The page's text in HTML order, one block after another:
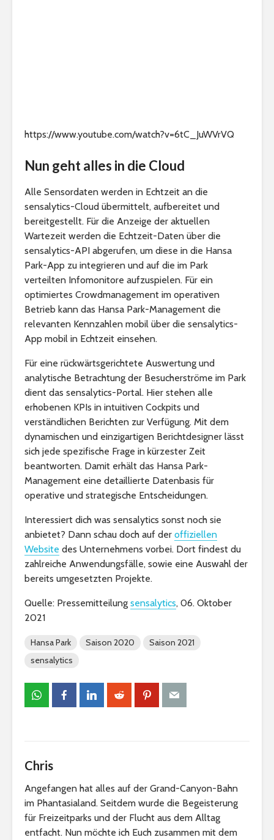
https://www.youtube.com/watch?v=6tC_JuWVrVQ
Nun geht alles in die Cloud
Alle Sensordaten werden in Echtzeit an die
sensalytics-Cloud übermittelt, aufbereitet und
bereitgestellt. Für die Anzeige der aktuellen
Wartezeit werden die Echtzeit-Daten über die
sensalytics-API abgerufen, um diese in die Hansa
Park-App zu integrieren und auf die im Park
verteilten Infomonitore aufzuspielen. Für ein
optimiertes Crowdmanagement im operativen
Betrieb kann das Hansa Park-Management die
relevanten Kennzahlen mobil über die sensalytics-
App mobil in Echtzeit einsehen.
Für eine rückwärtsgerichtete Auswertung und
analytische Betrachtung der Besucherströme im Park
dient das sensalytics-Portal. Hier stehen alle
erhobenen KPIs in intuitiven Cockpits und
verständlichen Berichten zur Verfügung. Mit dem
dynamischen und einzigartigen Berichtdesigner lässt
sich jede spezifische Frage in kürzester Zeit
beantworten. Damit erhält das Hansa Park-
Management eine detaillierte Datenbasis für
operative und strategische Entscheidungen.
Interessiert dich was sensalytics sonst noch sie
anbietet? Dann schau doch auf der offiziellen
Website des Unternehmens vorbei. Dort findest du
zahlreiche Anwendungsfälle, sowie eine Auswahl der
bereits umgesetzten Projekte.
Quelle: Pressemitteilung sensalytics, 06. Oktober
2021
Hansa Park Saison 2020
Saison 2021
sensalytics
Chris
Angefangen hat alles auf der Grand-Canyon-Bahn
im Phantasialand. Seitdem wurde die Begeisterung
für Freizeitparks und der Flucht aus dem Alltag
entfacht. Nun möchte ich Euch zusammen mit dem